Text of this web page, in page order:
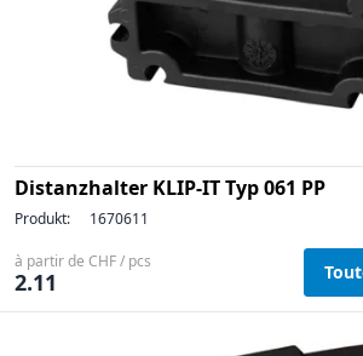
Distanzhalter KLIP-IT Typ 061 PP
Produkt: 1670611
à partir de CHF / pcs
2.11